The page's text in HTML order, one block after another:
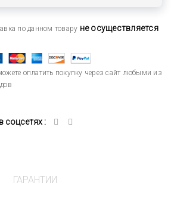
по данном товару не осуществляется
оплатить покупку через сайт любыми из
соцсетях :
ГАРАНТИИ